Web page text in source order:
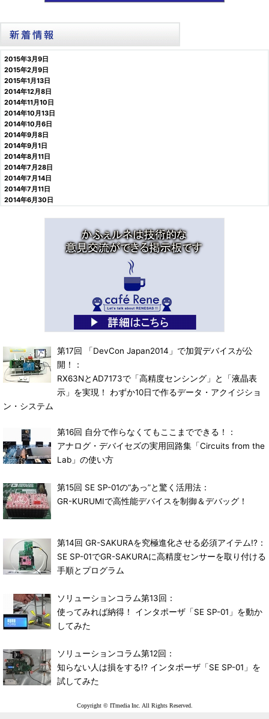
2015年3月9日
2015年2月9日
2015年1月13日
2014年12月8日
2014年11月10日
2014年10月13日
2014年10月6日
2014年9月8日
2014年9月1日
2014年8月11日
2014年7月28日
2014年7月14日
2014年7月11日
2014年6月30日
第17回 「DevCon Japan2014」で加賀デバイスが公
開！：
RX63NとAD7173で「高精度センシング」と「液晶表
示」を実現！ わずか10日で作るデータ・アクイジショ
ン・システム
第16回 自分で作らなくてもここまでできる！：
アナログ・デバイセズの実用回路集「Circuits from the
Lab」の使い方
第15回 SE SP-01の“あっ”と驚く活用法：
GR-KURUMIで高性能デバイスを制御＆デバッグ！
第14回 GR-SAKURAを究極進化させる必須アイテム!?：
SE SP-01でGR-SAKURAに高精度センサーを取り付ける
手順とプログラム
ソリューションコラム第13回：
使ってみれば納得！ インタポーザ「SE SP-01」を動か
してみた
ソリューションコラム第12回：
知らない人は損をする!? インタポーザ「SE SP-01」を
試してみた
Copyright © ITmedia Inc. All Rights Reserved.